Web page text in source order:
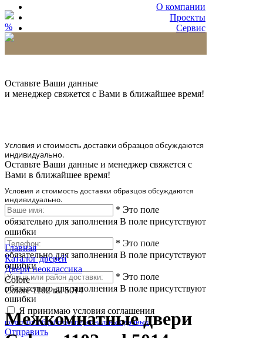
О компании
Проекты
Сервис
%
Оставьте Ваши данные
и менеджер свяжется с Вами в ближайшее время!
Условия и стоимость доставки образцов обсуждаются
индивидуально.
Оставьте Ваши данные и менеджер свяжется с
Вами в ближайшее время!
Условия и стоимость доставки образцов обсуждаются
индивидуально.
* Это поле
обязательно для заполнения В поле присутствуют
ошибки
* Это поле
обязательно для заполнения В поле присутствуют
ошибки
* Это поле
обязательно для заполнения В поле присутствуют
ошибки
Я принимаю условия соглашения
политики обработки персональных данных
Отправить
Главная
Каталог дверей
Двери неоклассика
Colore
Colore 1102 ral 5014
Межкомнатные двери